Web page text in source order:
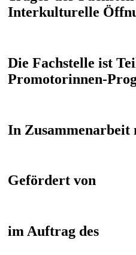
Interkulturelle
Die Fachstelle ist
Promotorinnen-
In Zusammenarbeit
Gefördert von
im Auftrag des